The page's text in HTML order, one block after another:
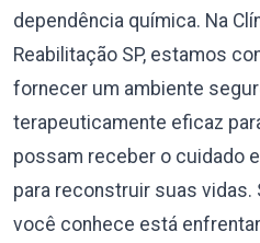
dependência química. Na
Reabilitação SP, estamos
fornecer um ambiente
terapeuticamente eficaz
possam receber o cuidado
para reconstruir suas vidas.
você conhece está